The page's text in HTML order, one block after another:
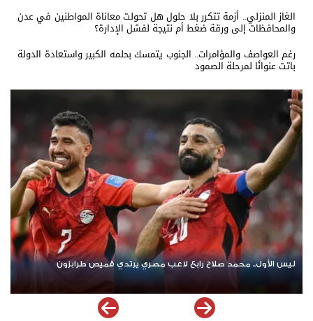
الغاز المنزلي.. أزمة تتكرر بلا حلول هل تحولت معاناة المواطنين في عدن
والمحافظات إلى ورقة ضغط أم نتيجة لفشل الإدارة؟
رغم العواصف والمؤامرات.. الجنوب يتمسك بحلمه الكبير واستعادة الدولة
باتت عنوانًا لمرحلة الصمود
ريال مدريد يودع غونزالو غارسيا مقابل 40 مليون يورو ويملك "حق العودة"